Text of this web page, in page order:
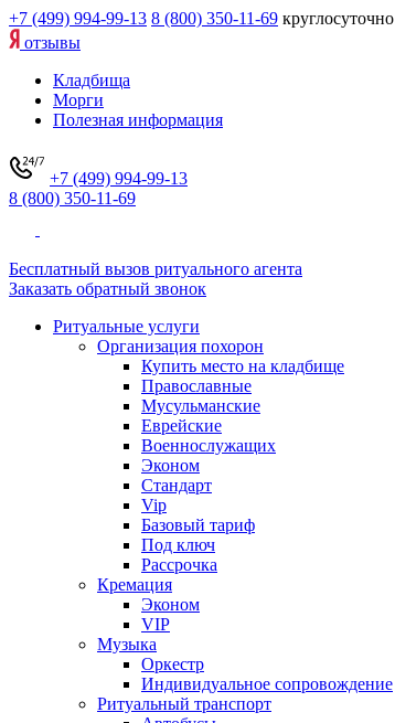
+7 (499) 994-99-13 8 (800) 350-11-69 круглосуточно
отзывы
Кладбища
Морги
Полезная информация
+7 (499) 994-99-13
8 (800) 350-11-69
Бесплатный вызов ритуального агента
Заказать обратный звонок
Ритуальные услуги
Организация похорон
Купить место на кладбище
Православные
Мусульманские
Еврейские
Военнослужащих
Эконом
Стандарт
Vip
Базовый тариф
Под ключ
Рассрочка
Кремация
Эконом
VIP
Музыка
Оркестр
Индивидуальное сопровождение
Ритуальный транспорт